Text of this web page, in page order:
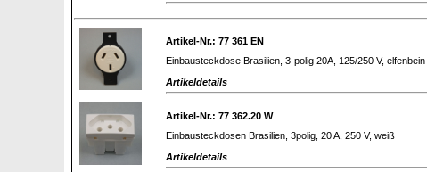
Artikel-Nr.: 77 361 EN
Einbausteckdose Brasilien, 3-polig 20A, 125/250 V, elfenbein
Artikeldetails
Artikel-Nr.: 77 362.20 W
Einbausteckdosen Brasilien, 3polig, 20 A, 250 V, weiß
Artikeldetails